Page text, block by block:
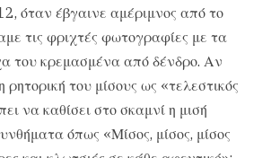
όταν έβγαινε αμέριμνος από το
τις φριχτές φωτογραφίες με τα
του κρεμασμένα από δένδρο. Αν
ρητορική του μίσους ως «τελεστικός
να καθίσει στο σκαμνί η μισή
όπως «Μίσος, μίσος, μίσος